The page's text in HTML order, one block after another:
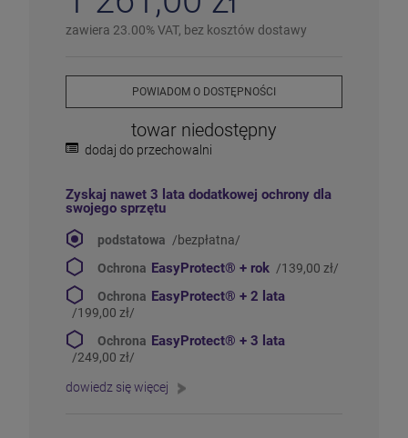
Wycofany– produkt wycofany z oferty
Więcej informacji na temat statusów dostępności
zawiera 23.00% VAT, bez kosztów dostawy
POWIADOM O DOSTĘPNOŚCI
towar niedostępny
dodaj do przechowalni
Zyskaj nawet 3 lata dodatkowej ochrony dla
swojego sprzętu
podstatowa /bezpłatna/
Ochrona EasyProtect® + rok /139,00 zł/
Ochrona EasyProtect® + 2 lata
/199,00 zł/
Ochrona EasyProtect® + 3 lata
/249,00 zł/
dowiedz się więcej